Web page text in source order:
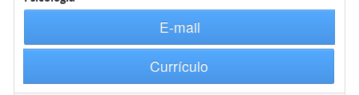
E-mail
Currículo